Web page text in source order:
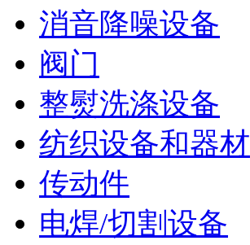
消音降噪设备
阀门
整熨洗涤设备
纺织设备和器材
传动件
电焊/切割设备